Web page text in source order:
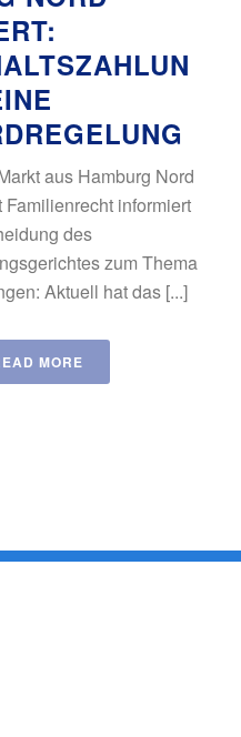
aus Hamburg Nord
informiert
des
zum Thema
Aktuell hat das [...]
MORE